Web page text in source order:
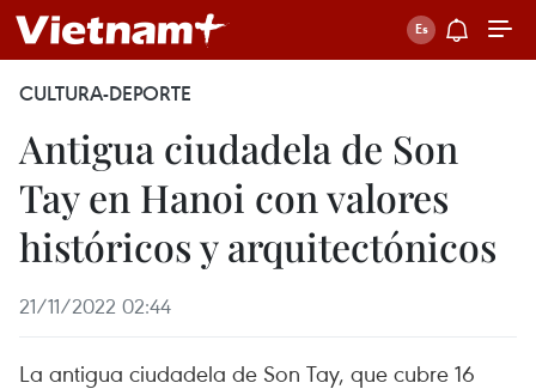
CULTURA-DEPORTE
Antigua ciudadela de Son
Tay en Hanoi con valores
históricos y arquitectónicos
21/11/2022 02:44
La antigua ciudadela de Son Tay, que cubre 16